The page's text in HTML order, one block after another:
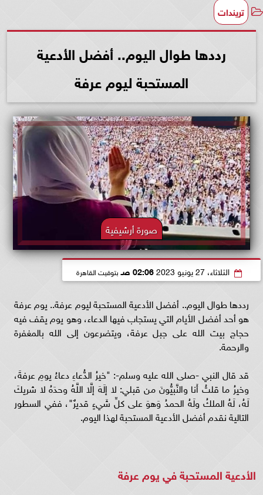
تريندات
رددها طوال اليوم.. أفضل الأدعية
المستحبة ليوم عرفة
صورة أرشيفية
الثلاثاء، 27 يونيو 2023 02:06 صـ بتوقيت القاهرة
رددها طوال اليوم.. أفضل الأدعية المستحبة ليوم عرفة.. يوم عرفة
هو أحد أفضل الأيام التي يستجاب فيها الدعاء، وهو يوم يقف فيه
حجاج بيت الله على جبل عرفة، ويتضرعون إلى الله بالمغفرة
والرحمة.
قد قال النبي -صلى الله عليه وسلم-: "خيرُ الدُّعاءِ دعاءُ يومِ عرفةَ،
وخيرُ ما قلتُ أَنا والنَّبيُّونَ من قبلي: لا إلَهَ إلَّا اللَّهُ وحدَهُ لا شريكَ
لَهُ، لَهُ الملكُ ولَهُ الحمدُ وَهوَ على كلِّ شَيءٍ قديرٌ"، ففي السطور
التالية نقدم أفضل الأدعية المستحبة لهذا اليوم.
الأدعية المستحبة في يوم عرفة